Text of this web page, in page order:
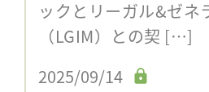
ックとリーガル&ゼ
（LGIM）との契 […]
2025/09/14